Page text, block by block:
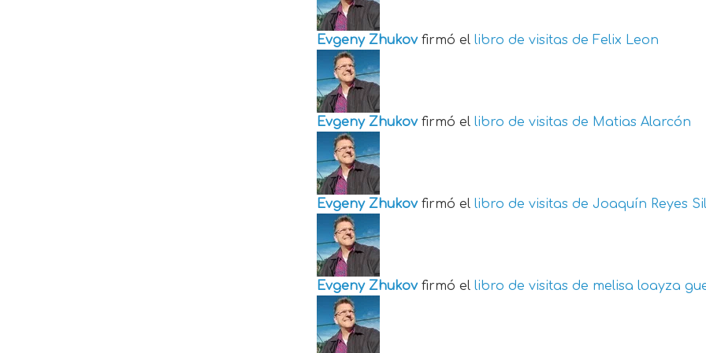
Evgeny Zhukov firmó el libro de visitas de Felix Leon
Evgeny Zhukov firmó el libro de visitas de Matias Alarcón
Evgeny Zhukov firmó el libro de visitas de Joaquín Reyes
Evgeny Zhukov firmó el libro de visitas de melisa loayza